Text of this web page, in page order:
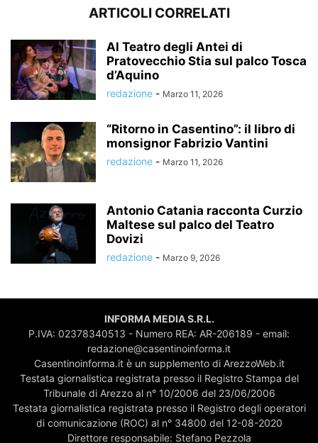
ARTICOLI CORRELATI
Al Teatro degli Antei di
Pratovecchio Stia sul palco Tosca
d’Aquino
redazione - Marzo 11, 2026
“Ritorno in Casentino”: il libro di
monsignor Fabrizio Vantini
redazione - Marzo 11, 2026
Antonio Catania racconta Curzio
Maltese sul palco del Teatro
Dovizi
redazione - Marzo 9, 2026
INFORMA MEDIA S.R.L.
P.IVA: 02378340513 - Numero REA: AR-206189 - email:
redazione@casentinoinforma.it
Casentinoinforma.it è un supplemento di ArezzoWeb.it
Testata giornalistica registrata presso il Registro Stampa del
Tribunale di Arezzo al n° 10/2006 del 23/06/2006
Testata giornalistica registrata presso il Registro degli operatori
di comunicazione (ROC) al n° 34800 del 12-08-2020
Direttore responsabile: Stefano Pezzola